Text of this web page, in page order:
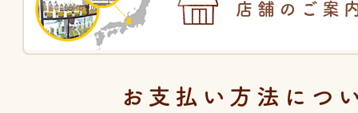
店舗のご案
お支払い方法につ